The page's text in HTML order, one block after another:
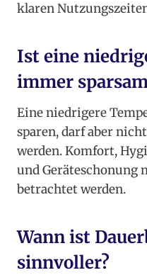
klaren
Ist eine
immer
Eine niedrigere
sparen, darf aber
werden. Komfort,
und Geräteschonung
betrachtet werden.
Wann ist
sinnvoller?